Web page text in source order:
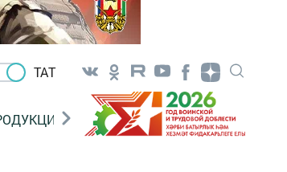
ТАТ
САТУ «ГӨЛСТАН»